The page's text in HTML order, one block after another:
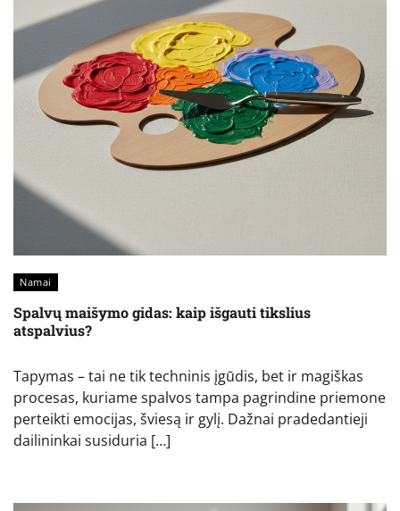
Namai
Spalvų maišymo gidas: kaip išgauti tikslius
atspalvius?
Tapymas – tai ne tik techninis įgūdis, bet ir magiškas
procesas, kuriame spalvos tampa pagrindine priemone
perteikti emocijas, šviesą ir gylį. Dažnai pradedantieji
dailininkai susiduria […]